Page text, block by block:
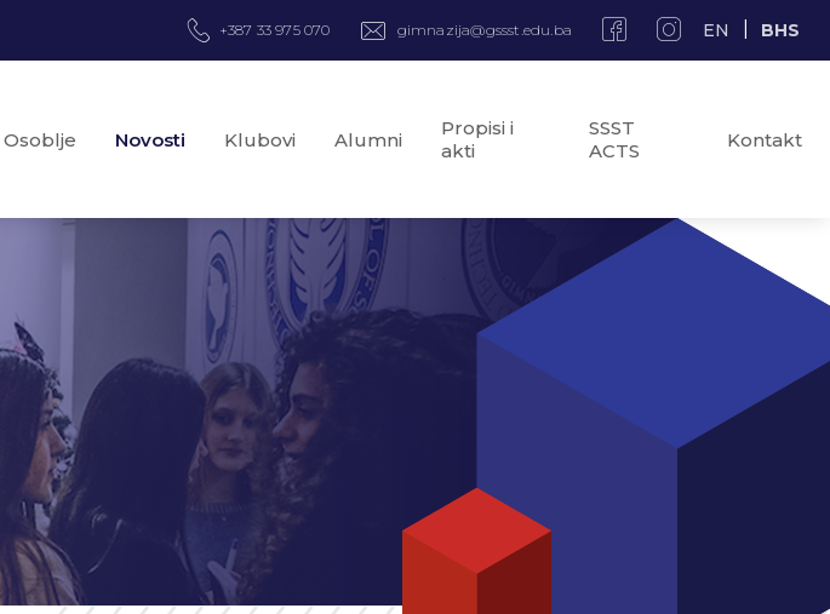
+387 33 975 070 gimnazija@gssst.edu.ba EN BHS
Osoblje Novosti Klubovi Alumni
Propisi i
akti
SSST
ACTS
Kontakt